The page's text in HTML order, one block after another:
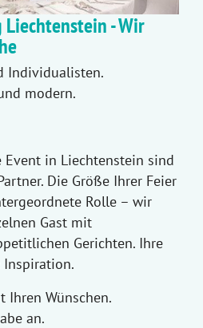
- Wir
Individualisten.
modern.
Event in Liechtenstein sind
Die Größe Ihrer Feier
Rolle – wir
Gast mit
Gerichten. Ihre
Ihren Wünschen.
an.